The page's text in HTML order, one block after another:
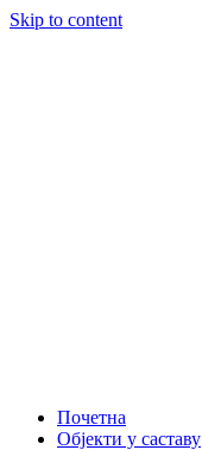
Skip to content
Почетна
Објекти у саставу